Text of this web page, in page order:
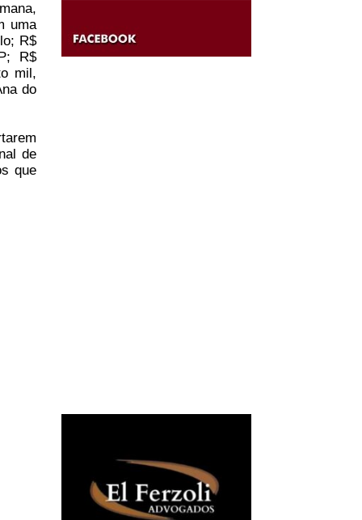
uma
R$
R$
mil,
do
de
que